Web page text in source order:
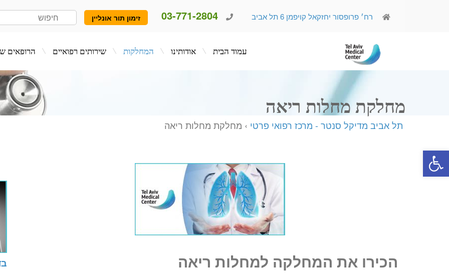
פתח סרגל נגישות
רח׳ פרופסור יחזקאל קויפמן 6 תל אביב 03-771-2804 זימון תור אונליין
מחלקת מחלות ריאה
תל אביב מדיקל סנטר - מרכז רפואי פרטי › מחלקת מחלות ריאה
הכירו את המחלקה למחלות ריאה